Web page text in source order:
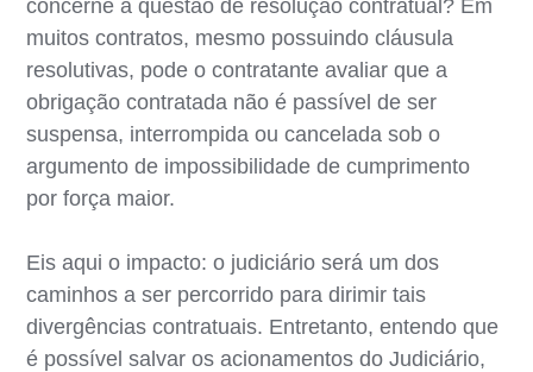
concerne a questão de resolução contratual? Em
muitos contratos, mesmo possuindo cláusula
resolutivas, pode o contratante avaliar que a
obrigação contratada não é passível de ser
suspensa, interrompida ou cancelada sob o
argumento de impossibilidade de cumprimento
por força maior.
Eis aqui o impacto: o judiciário será um dos
caminhos a ser percorrido para dirimir tais
divergências contratuais. Entretanto, entendo que
é possível salvar os acionamentos do Judiciário,